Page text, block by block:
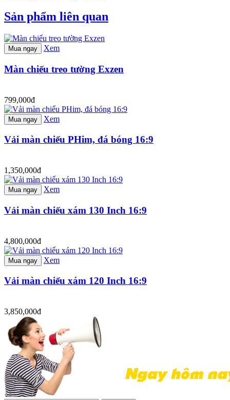
Sản phẩm liên quan
Mua ngay Xem
Màn chiếu treo tường Exzen
799,000đ
Mua ngay Xem
Vải màn chiếu PHim, đá bóng 16:9
1,350,000đ
Mua ngay Xem
Vải màn chiếu xám 130 Inch 16:9
4,800,000đ
Mua ngay Xem
Vải màn chiếu xám 120 Inch 16:9
3,850,000đ